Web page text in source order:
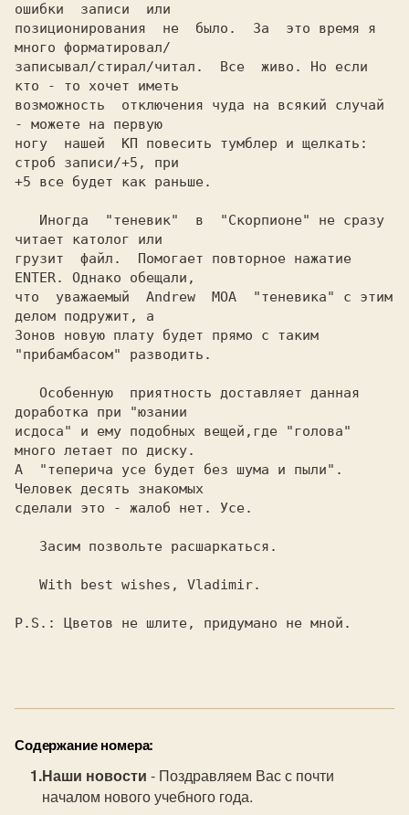
ошибки  записи  или
позиционирования  не  было.  За  это время я
много форматировал/
записывал/стирал/читал.  Все  живо. Но если
кто - то хочет иметь
возможность  отключения чуда на всякий случай
- можете на первую
ногу  нашей  КП повесить тумблер и щелкать:
строб записи/+5, при
+5 все будет как раньше.
читает католог или
грузит  файл.  Помогает повторное нажатие
ENTER. Однако обещали,
что  уважаемый  Andrew  MOA  "теневика" с этим
делом подружит, а
Зонов новую плату будет прямо с таким
"прибамбасом" разводить.
доработка при "юзании
исдоса" и ему подобных вещей,где "голова"
много летает по диску.
А  "теперича усе будет без шума и пыли".
Человек десять знакомых
сделали это - жалоб нет. Усе.
P.S.: Цветов не шлите, придумано не мной.
Содержание номера:
Наши новости - Поздравляем Вас с почти
началом нового учебного года.